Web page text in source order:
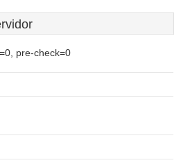
pre-check=0